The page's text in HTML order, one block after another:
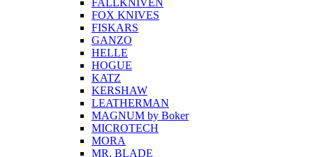
FALLKNIVEN
FOX KNIVES
FISKARS
GANZO
HELLE
HOGUE
KATZ
KERSHAW
LEATHERMAN
MAGNUM by Boker
MICROTECH
MORA
MR. BLADE